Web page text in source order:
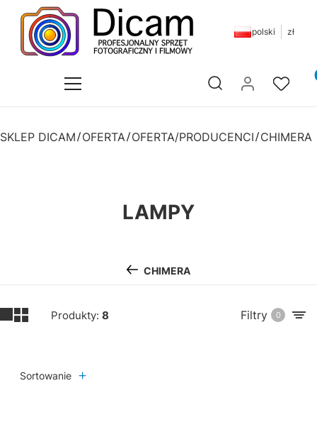
polski zł
Otwórz wyszukiwarkę
SKLEP DICAM OFERTA OFERTA/PRODUCENCI CHIMERA
LAMPY
CHIMERA
Produkty: 8 Filtry 0
Sortowanie